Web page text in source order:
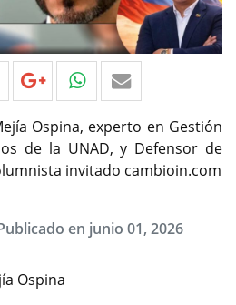
Ospina, experto en Gestión
de la UNAD, y Defensor de
invitado cambioin.com
en junio 01, 2026
Ospina